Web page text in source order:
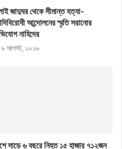
জাদুঘর থেকে সীমান্ত হত্যা-
আন্দোলনের স্মৃতি সরানোর
নাহিদের
৯ আগস্ট, ২০২৬
সাড়ে ৬ বছরে নিহত ১৫ হাজার ৭১২জন